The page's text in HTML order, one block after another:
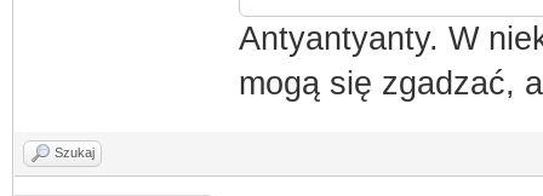
Antyantyanty. W
mogą się zgadzać,
Szukaj